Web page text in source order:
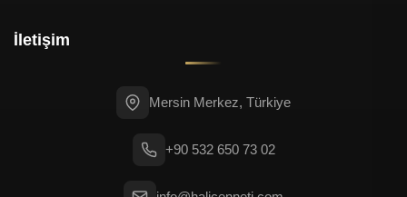
İletişim
Mersin Merkez, Türkiye
+90 532 650 73 02